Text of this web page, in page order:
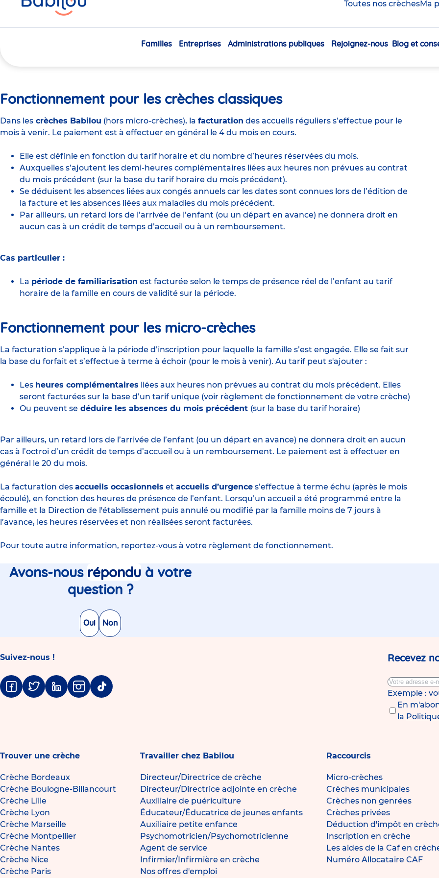
Toutes nos crèchesMa
Navigation
Familles Entreprises Administrations publiques Rejoignez-nous Blog et
Comment suis-je facturé pour ma place en
Fonctionnement pour les crèches classiques
Dans les crèches Babilou (hors micro-crèches), la facturation des accueils réguliers s’effectue pour le
mois à venir. Le paiement est à effectuer en général le 4 du mois en cours.
Elle est définie en fonction du tarif horaire et du nombre d’heures réservées du mois.
Auxquelles s’ajoutent les demi-heures complémentaires liées aux heures non prévues au contrat
du mois précédent (sur la base du tarif horaire du mois précédent).
Se déduisent les absences liées aux congés annuels car les dates sont connues lors de l’édition de
la facture et les absences liées aux maladies du mois précédent.
Par ailleurs, un retard lors de l’arrivée de l’enfant (ou un départ en avance) ne donnera droit en
aucun cas à un crédit de temps d’accueil ou à un remboursement.
Cas particulier :
La période de familiarisation est facturée selon le temps de présence réel de l’enfant au tarif
horaire de la famille en cours de validité sur la période.
Fonctionnement pour les micro-crèches
La facturation s’applique à la période d’inscription pour laquelle la famille s’est engagée. Elle se fait sur
la base du forfait et s’effectue à terme à échoir (pour le mois à venir). Au tarif peut s'ajouter :
Les heures complémentaires liées aux heures non prévues au contrat du mois précédent. Elles
seront facturées sur la base d’un tarif unique (voir règlement de fonctionnement de votre crèche)
Ou peuvent se déduire les absences du mois précédent (sur la base du tarif horaire)
Par ailleurs, un retard lors de l’arrivée de l’enfant (ou un départ en avance) ne donnera droit en aucun
cas à l’octroi d’un crédit de temps d’accueil ou à un remboursement. Le paiement est à effectuer en
général le 20 du mois.
La facturation des accueils occasionnels et accueils d’urgence s’effectue à terme échu (après le mois
écoulé), en fonction des heures de présence de l’enfant. Lorsqu’un accueil a été programmé entre la
famille et la Direction de l'établissement puis annulé ou modifié par la famille moins de 7 jours à
l’avance, les heures réservées et non réalisées seront facturées.
Pour toute autre information, reportez-vous à votre règlement de fonctionnement.
Avons-nous répondu à votre
question ?
Non
Oui
Suivez-nous !
Facebook
TwitterLinkedinInstagram
Tiktok
Recevez
Exemple :
En
la
Trouver une crèche
Crèche Bordeaux
Crèche Boulogne-Billancourt
Crèche Lille
Crèche Lyon
Crèche Marseille
Crèche Montpellier
Crèche Nantes
Crèche Nice
Crèche Paris
Travailler chez Babilou
Directeur/Directrice de crèche
Directeur/Directrice adjointe en crèche
Auxiliaire de puériculture
Éducateur/Éducatrice de jeunes enfants
Auxiliaire petite enfance
Psychomotricien/Psychomotricienne
Agent de service
Infirmier/Infirmière en crèche
Nos offres d'emploi
Raccourcis
Micro-crèches
Crèches municipales
Crèches non genrées
Crèches privées
Déduction d'impôt en
Inscription en crèche
Les aides de la Caf en
Numéro Allocataire CAF